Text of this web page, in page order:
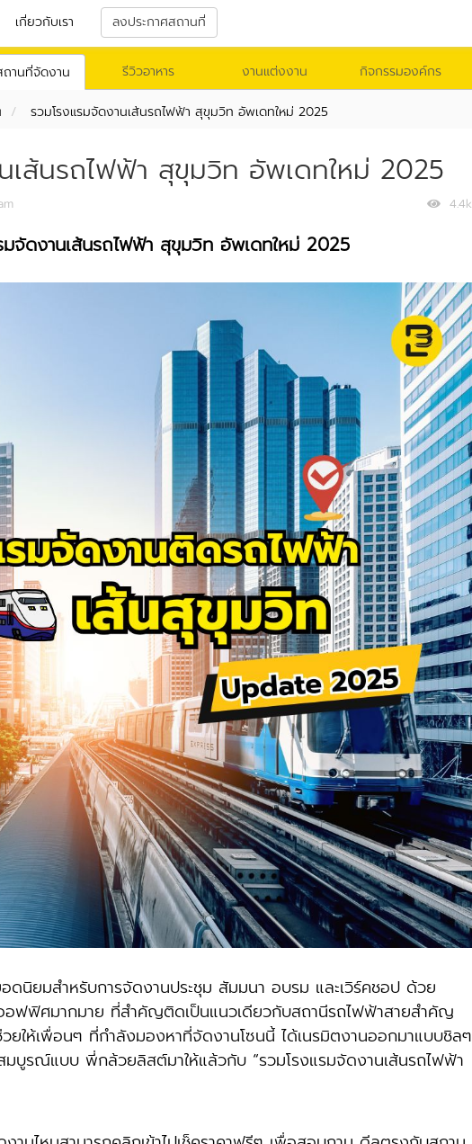
เกี่ยวกับเรา ลงประกาศสถานที่
ถานที่จัดงาน รีวิวอาหาร งานแต่งงาน กิจกรรมองค์กร
รวมโรงแรมจัดงานเส้นรถไฟฟ้า สุขุมวิท อัพเดทใหม่ 2025
เส้นรถไฟฟ้า สุขุมวิท อัพเดทใหม่ 2025
4.4k
มจัดงานเส้นรถไฟฟ้า สุขุมวิท อัพเดทใหม่ 2025
สำหรับการจัดงานประชุม สัมมนา อบรม และเวิร์คชอป ด้วย
ออฟฟิศมากมาย ที่สำคัญติดเป็นแนวเดียวกับสถานีรถไฟฟ้าสายสำคัญ
ยให้เพื่อนๆ ที่กำลังมองหาที่จัดงานโซนนี้ ได้เนรมิตงานออกมาแบบชิลๆ
บูรณ์แบบ พี่กล้วยลิสต์มาให้แล้วกับ “รวมโรงแรมจัดงานเส้นรถไฟฟ้า